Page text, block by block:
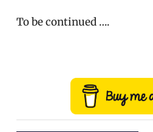
To be continued ….